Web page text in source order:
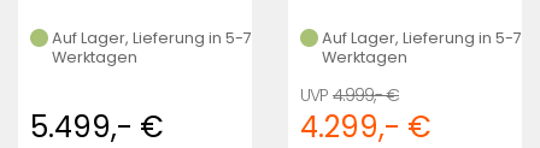
Auf Lager, Lieferung in 5-7
Werktagen
5.499,- €
Auf Lager, Lieferung in 5-7
Werktagen
4.999,- €
4.299,- €